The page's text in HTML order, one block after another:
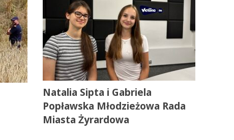
Natalia Sipta i Gabriela
Popławska Młodzieżowa Rada
Miasta Żyrardowa